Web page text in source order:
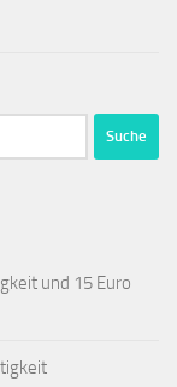
und 15 Euro